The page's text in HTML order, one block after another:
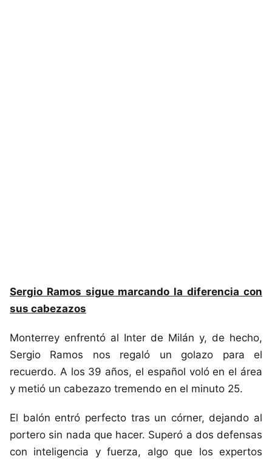
Sergio Ramos sigue marcando la diferencia con
sus cabezazos
Monterrey enfrentó al Inter de Milán y, de hecho,
Sergio Ramos nos regaló un golazo para el
recuerdo. A los 39 años, el español voló en el área
y metió un cabezazo tremendo en el minuto 25.
El balón entró perfecto tras un córner, dejando al
portero sin nada que hacer. Superó a dos defensas
con inteligencia y fuerza, algo que los expertos